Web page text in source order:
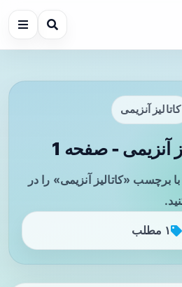
کاتالیز آنزیمی
آنزیمی - صفحه 1
برچسب «کاتالیز آنزیمی» را در
۱ مطلب